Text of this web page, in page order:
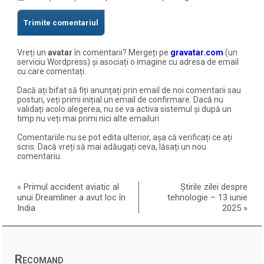
Vreți unavatarîn comentarii? Mergeți pe gravatar.com (un
serviciu Wordpress) și asociați o imagine cu adresa de email
cu care comentați.
Dacă ați bifat să fiți anunțați prin email de noi comentarii sau
posturi, veți primi inițial un email de confirmare. Dacă nu
validați acolo alegerea, nu se va activa sistemul și după un
timp nu veți mai primi nici alte emailuri
Comentariile nu se pot edita ulterior, așa că verificați ce ați
scris. Dacă vreți să mai adăugați ceva, lăsați un nou
comentariu.
«Primul accident aviatic al
unui Dreamliner a avut loc în
India
Știrile zilei despre
tehnologie – 13 iunie
2025 »
Recomand